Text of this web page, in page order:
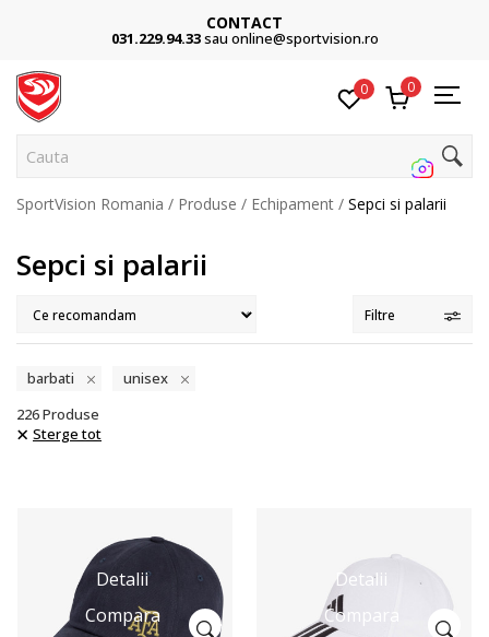
Cumpără acum, plateste mai târziu
3 rate fără dobândă fără card de credit cu Klarna
0 0
Cauta pe site.
SportVision Romania Produse Echipament Sepci si palarii
Sepci si palarii
Filtre
barbati
unisex
226Produse
Sterge tot
Detalii
Compara
Detalii
Compara